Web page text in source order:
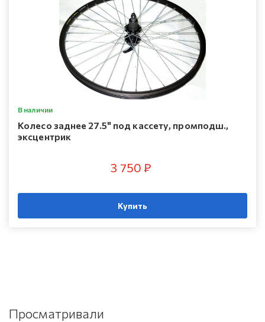
В наличии
Колесо заднее 27.5" под кассету, промподш.,
эксцентрик
3 750 ₽
Купить
Просматривали